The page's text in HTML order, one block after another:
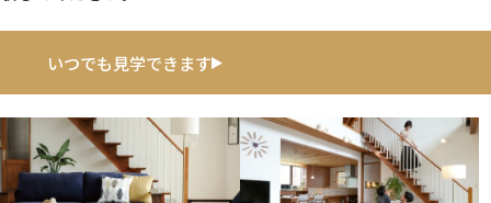
いつでも見学できます